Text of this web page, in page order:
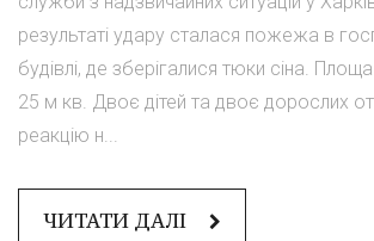
результаті удару сталася пожежа в
будівлі, де зберігалися тюки сіна.
25 м кв. Двоє дітей та двоє дорослих
реакцію н...
ЧИТАТИ ДАЛІ